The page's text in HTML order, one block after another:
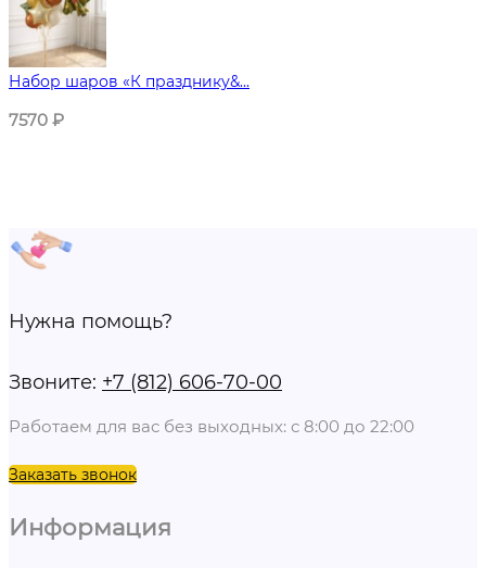
Набор шаров «К празднику&...
7570 ₽
Нужна помощь?
Звоните: +7 (812) 606-70-00
Работаем для вас без выходных: с 8:00 до 22:00
Заказать звонок
Информация